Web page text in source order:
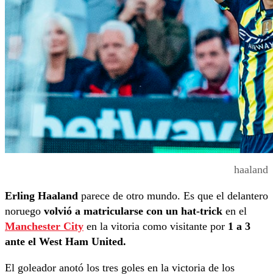
haaland
Erling Haaland parece de otro mundo. Es que el delantero
noruego volvió a matricularse con un hat-trick en el
Manchester City en la vitoria como visitante por 1 a 3
ante el West Ham United.
El goleador anotó los tres goles en la victoria de los